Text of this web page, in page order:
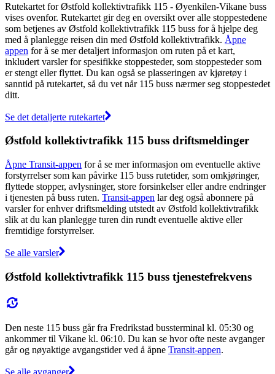
Rutekartet for Østfold kollektivtrafikk 115 - Øyenkilen-Vikane buss
vises ovenfor. Rutekartet gir deg en oversikt over alle stoppestedene
som betjenes av Østfold kollektivtrafikk 115 buss for å hjelpe deg
med å planlegge reisen din med Østfold kollektivtrafikk. Åpne
appen for å se mer detaljert informasjon om ruten på et kart,
inkludert varsler for spesifikke stoppesteder, som stoppesteder som
er stengt eller flyttet. Du kan også se plasseringen av kjøretøy i
sanntid på rutekartet, så du vet når 115 buss nærmer seg stoppestedet
ditt.
Se det detaljerte rutekartet
Østfold kollektivtrafikk 115 buss driftsmeldinger
Åpne Transit-appen for å se mer informasjon om eventuelle aktive
forstyrrelser som kan påvirke 115 buss rutetider, som omkjøringer,
flyttede stopper, avlysninger, store forsinkelser eller andre endringer
i tjenesten på buss ruten. Transit-appen lar deg også abonnere på
varsler for enhver driftsmelding utstedt av Østfold kollektivtrafikk
slik at du kan planlegge turen din rundt eventuelle aktive eller
fremtidige forstyrrelser.
Se alle varsler
Østfold kollektivtrafikk 115 buss tjenestefrekvens
Den neste 115 buss går fra Fredrikstad bussterminal kl. 05:30 og
ankommer til Vikane kl. 06:10. Du kan se hvor ofte neste avganger
går og nøyaktige avgangstider ved å åpne Transit-appen.
Se alle avganger